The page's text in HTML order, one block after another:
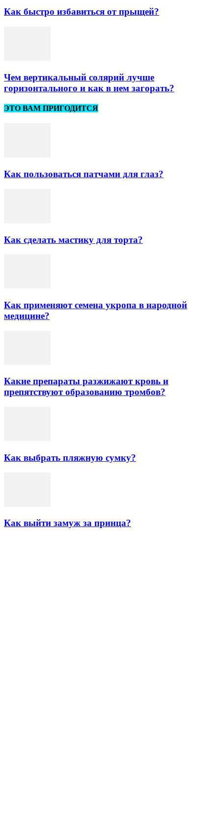
Как быстро избавиться от прыщей?
Чем вертикальный солярий лучше
горизонтального и как в нем загорать?
ЭТО ВАМ ПРИГОДИТСЯ
Как пользоваться патчами для глаз?
Как сделать мастику для торта?
Как применяют семена укропа в народной
медицине?
Какие препараты разжижают кровь и
препятствуют образованию тромбов?
Как выбрать пляжную сумку?
Как выйти замуж за принца?